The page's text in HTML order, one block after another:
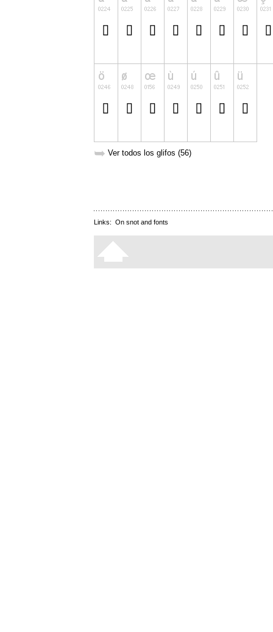
➥ Ver todos los glifos (56)
Links: On snot and fonts